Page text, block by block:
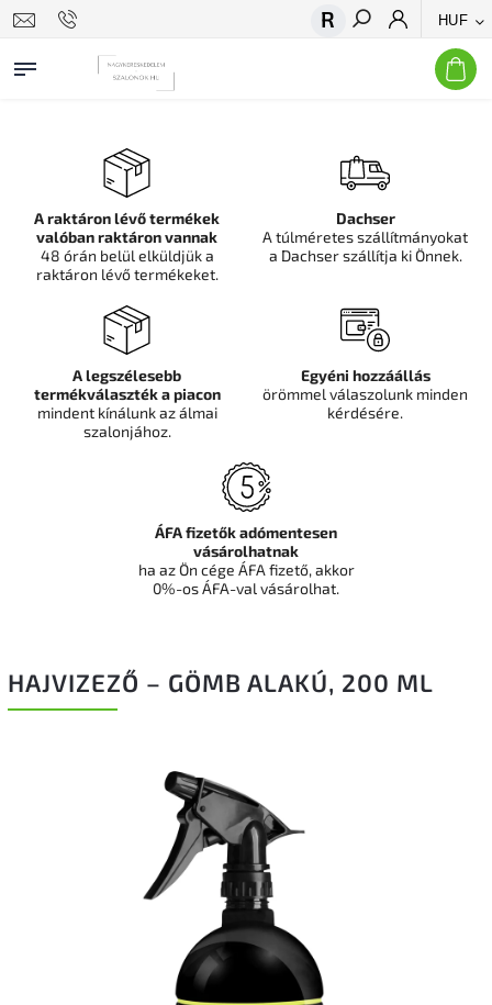
HUF
Keresés
HAJVIZEZŐ – GÖMB ALAKÚ, 200 ML
A raktáron lévő termékek
valóban raktáron vannak
48 órán belül elküldjük a
raktáron lévő termékeket.
Dachser
A túlméretes szállítmányokat
a Dachser szállítja ki Önnek.
A legszélesebb
termékválaszték a piacon
mindent kínálunk az álmai
szalonjához.
Egyéni hozzáállás
örömmel válaszolunk minden
kérdésére.
ÁFA fizetők adómentesen
vásárolhatnak
ha az Ön cége ÁFA fizető, akkor
0%-os ÁFA-val vásárolhat.